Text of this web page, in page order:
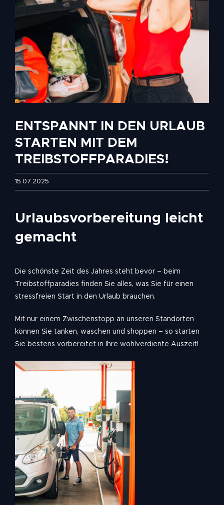
ENTSPANNT IN DEN URLAUB
STARTEN MIT DEM
TREIBSTOFFPARADIES!
15.07.2025
Urlaubsvorbereitung leicht
gemacht
Die schönste Zeit des Jahres steht bevor – beim
Treibstoffparadies finden Sie alles, was Sie für einen
stressfreien Start in den Urlaub brauchen.
Mit nur einem Zwischenstopp an unseren Standorten
können Sie tanken, waschen und shoppen – so starten
Sie bestens vorbereitet in Ihre wohlverdiente Auszeit!